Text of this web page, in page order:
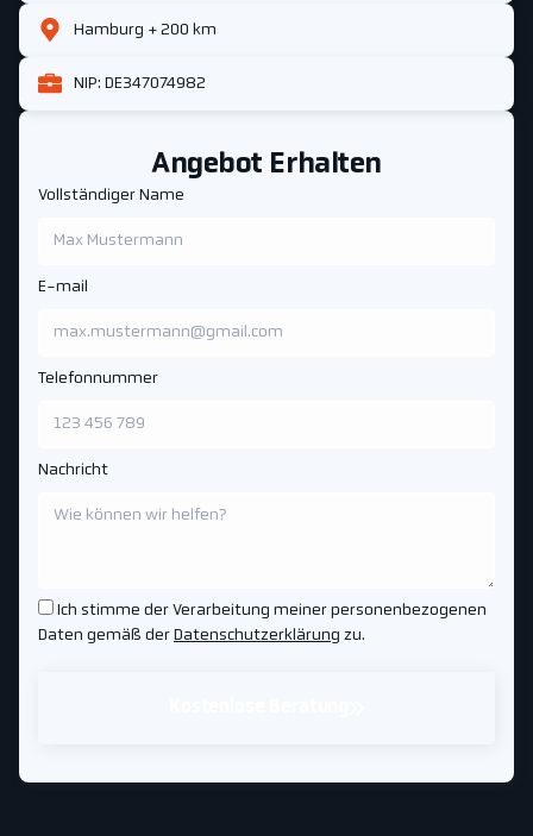
Angebot Erhalten
Vollständiger Name
E-mail
Telefonnummer
Nachricht
Ich stimme der Verarbeitung meiner personenbezogenen
Daten gemäß der Datenschutzerklärung zu.
Hamburg + 200 km
NIP: DE347074982